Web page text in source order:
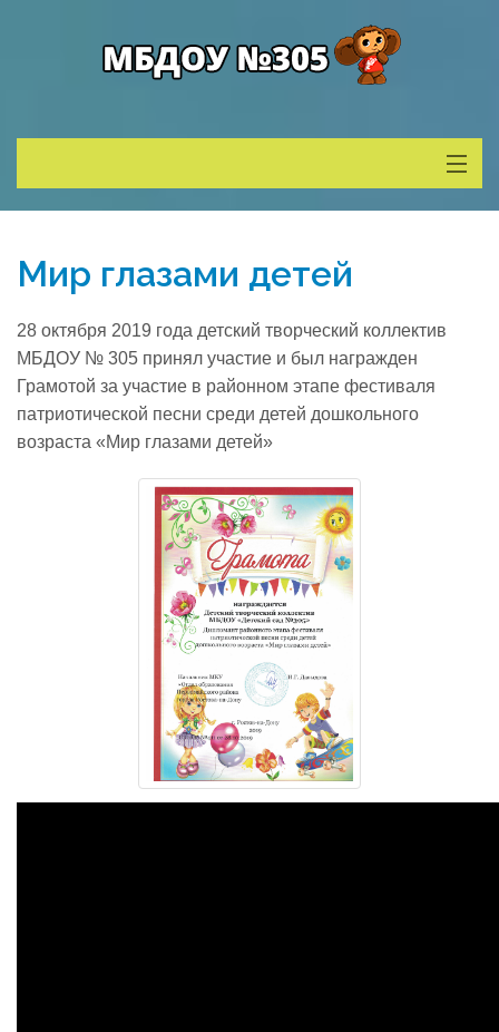
Деятельность
Родителям
Учитель года
Противодействие коррупции
Реализация соц заказа
Мир глазами детей
28 октября 2019 года детский творческий коллектив
МБДОУ № 305 принял участие и был награжден
Грамотой за участие в районном этапе фестиваля
патриотической песни среди детей дошкольного
возраста «Мир глазами детей»